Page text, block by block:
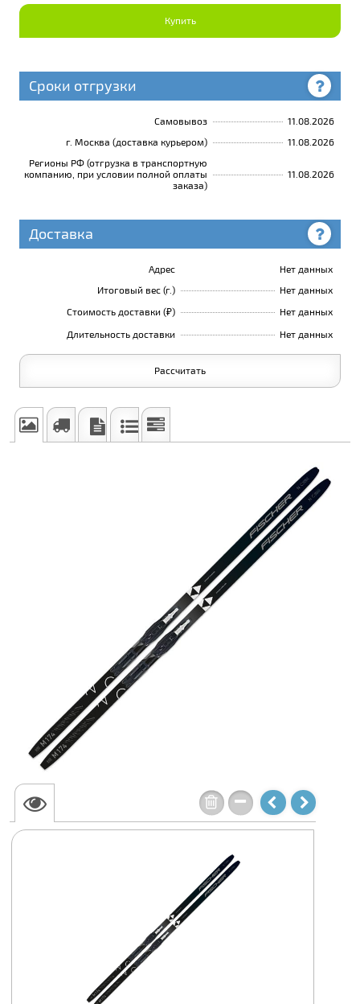
Купить
Сроки отгрузки
Самовывоз
11.08.2026
г. Москва (доставка курьером)
11.08.2026
Регионы РФ (отгрузка в транспортную
компанию, при условии полной оплаты
заказа)
11.08.2026
Доставка
Адрес
Нет данных
Итоговый вес (г.)
Нет данных
Стоимость доставки (₽)
Нет данных
Длительность доставки
Нет данных
Рассчитать